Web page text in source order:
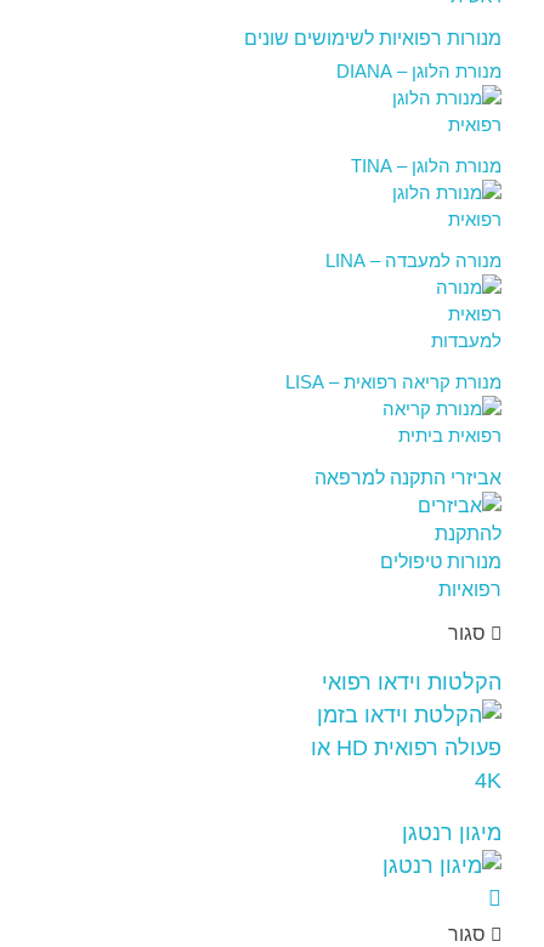
מנורות רפואיות לשימושים שונים
מנורת הלוגן – DIANA
מנורת הלוגן – TINA
מנורה למעבדה – LINA
מנורת קריאה רפואית – LISA
אביזרי התקנה למרפאה
סגור
הקלטות וידאו רפואי
מיגון רנטגן
סגור